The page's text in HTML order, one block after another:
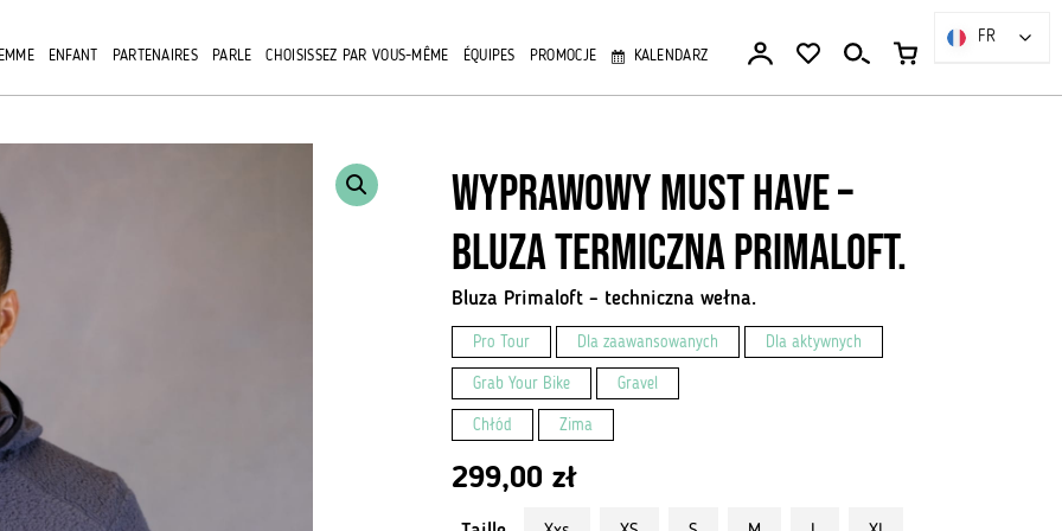
ENFANT PARTENAIRES PARLE CHOISISSEZ PAR VOUS-MÊME ÉQUIPES PROMOCJE KALENDARZ
Wyprawowy Must Have –
bluza termiczna Primaloft.
Bluza Primaloft – techniczna wełna.
Pro Tour Dla zaawansowanych Dla aktywnych
Grab Your Bike Gravel
Chłód Zima
299,00 zł
FR
FR